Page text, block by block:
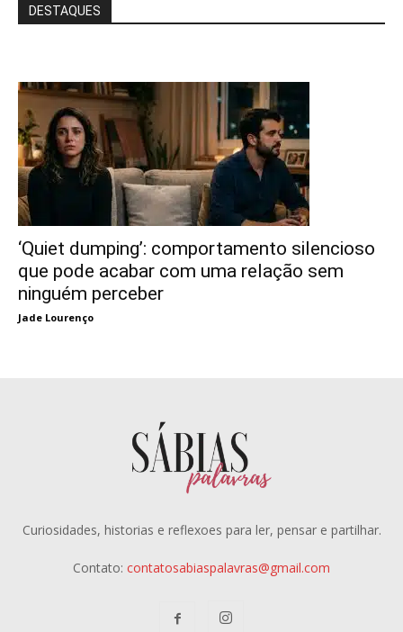
DESTAQUES
‘Quiet dumping’: comportamento silencioso
que pode acabar com uma relação sem
ninguém perceber
Jade Lourenço
Curiosidades, historias e reflexoes para ler, pensar e partilhar.
Contato: contatosabiaspalavras@gmail.com